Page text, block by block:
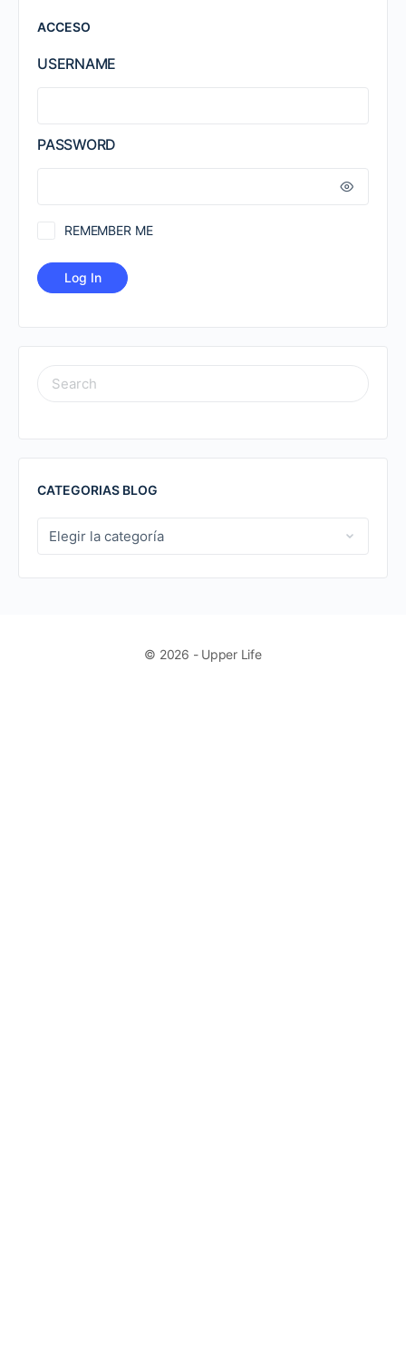
ACCESO
USERNAME
PASSWORD
REMEMBER ME
SEARCH
FOR:
CATEGORIAS BLOG
CATEGORIAS
BLOG
© 2026 - Upper Life